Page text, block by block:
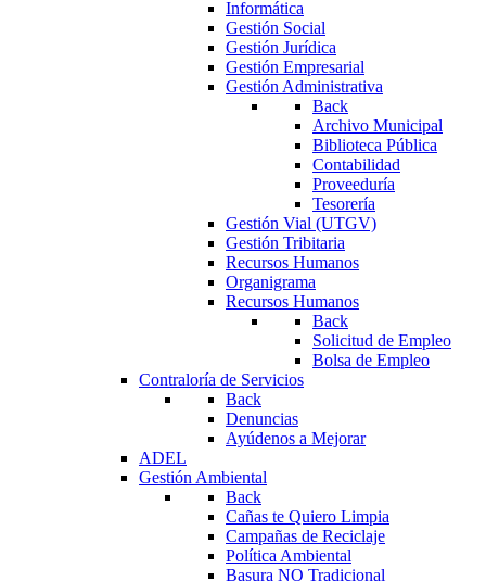
Informática
Gestión Social
Gestión Jurídica
Gestión Empresarial
Gestión Administrativa
Back
Archivo Municipal
Biblioteca Pública
Contabilidad
Proveeduría
Tesorería
Gestión Vial (UTGV)
Gestión Tribitaria
Recursos Humanos
Organigrama
Recursos Humanos
Back
Solicitud de Empleo
Bolsa de Empleo
Contraloría de Servicios
Back
Denuncias
Ayúdenos a Mejorar
ADEL
Gestión Ambiental
Back
Cañas te Quiero Limpia
Campañas de Reciclaje
Política Ambiental
Basura NO Tradicional